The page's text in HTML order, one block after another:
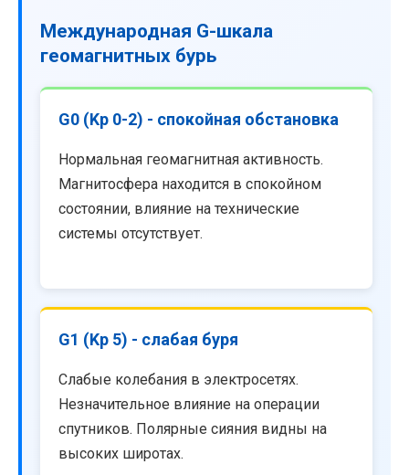
Международная G-шкала
геомагнитных бурь
G0 (Kp 0-2) - спокойная обстановка
Нормальная геомагнитная активность.
Магнитосфера находится в спокойном
состоянии, влияние на технические
системы отсутствует.
G1 (Kp 5) - слабая буря
Слабые колебания в электросетях.
Незначительное влияние на операции
спутников. Полярные сияния видны на
высоких широтах.